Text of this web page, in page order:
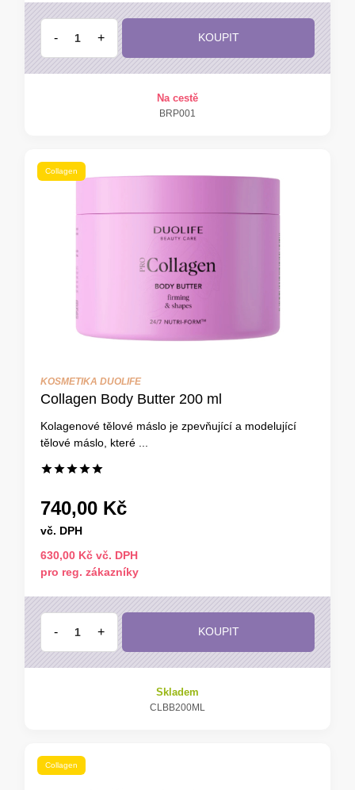
- + KOUPIT
Na cestě
BRP001
Collagen
KOSMETIKA DUOLIFE
Collagen Body Butter 200 ml
Kolagenové tělové máslo je zpevňující a modelující
tělové máslo, které ...
740,00 Kč
vč. DPH
630,00 Kč vč. DPH
pro reg. zákazníky
- + KOUPIT
Skladem
CLBB200ML
Collagen